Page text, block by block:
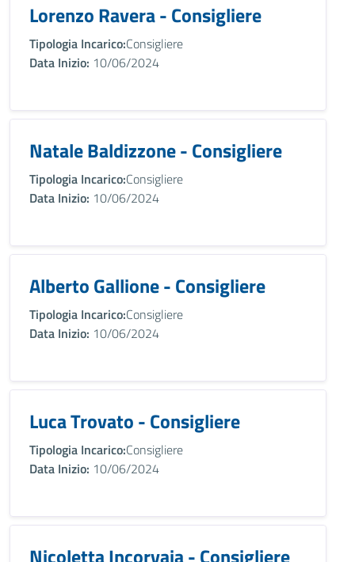
Lorenzo Ravera - Consigliere
Tipologia Incarico:Consigliere
Data Inizio: 10/06/2024
Natale Baldizzone - Consigliere
Tipologia Incarico:Consigliere
Data Inizio: 10/06/2024
Alberto Gallione - Consigliere
Tipologia Incarico:Consigliere
Data Inizio: 10/06/2024
Luca Trovato - Consigliere
Tipologia Incarico:Consigliere
Data Inizio: 10/06/2024